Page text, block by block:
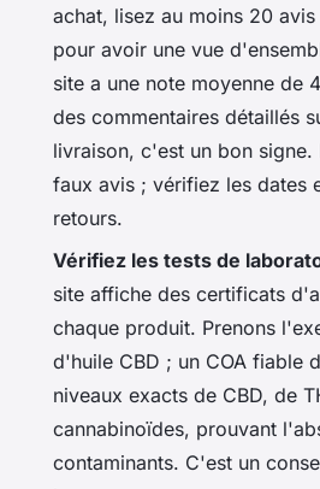
achat, lisez au moins 20
pour avoir une vue
site a une note moyenne de
des commentaires détaillés
livraison, c'est un bon signe.
faux avis ; vérifiez les dates
retours.
Vérifiez les tests de
site affiche des certificats
chaque produit. Prenons
d'huile CBD ; un COA fiable
niveaux exacts de CBD, de
cannabinoïdes, prouvant
contaminants. C'est un